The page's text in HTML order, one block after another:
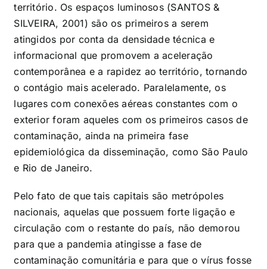
território. Os espaços luminosos (SANTOS &
SILVEIRA, 2001) são os primeiros a serem
atingidos por conta da densidade técnica e
informacional que promovem a aceleração
contemporânea e a rapidez ao território, tornando
o contágio mais acelerado. Paralelamente, os
lugares com conexões aéreas constantes com o
exterior foram aqueles com os primeiros casos de
contaminação, ainda na primeira fase
epidemiológica da disseminação, como São Paulo
e Rio de Janeiro.
Pelo fato de que tais capitais são metrópoles
nacionais, aquelas que possuem forte ligação e
circulação com o restante do país, não demorou
para que a pandemia atingisse a fase de
contaminação comunitária e para que o vírus fosse